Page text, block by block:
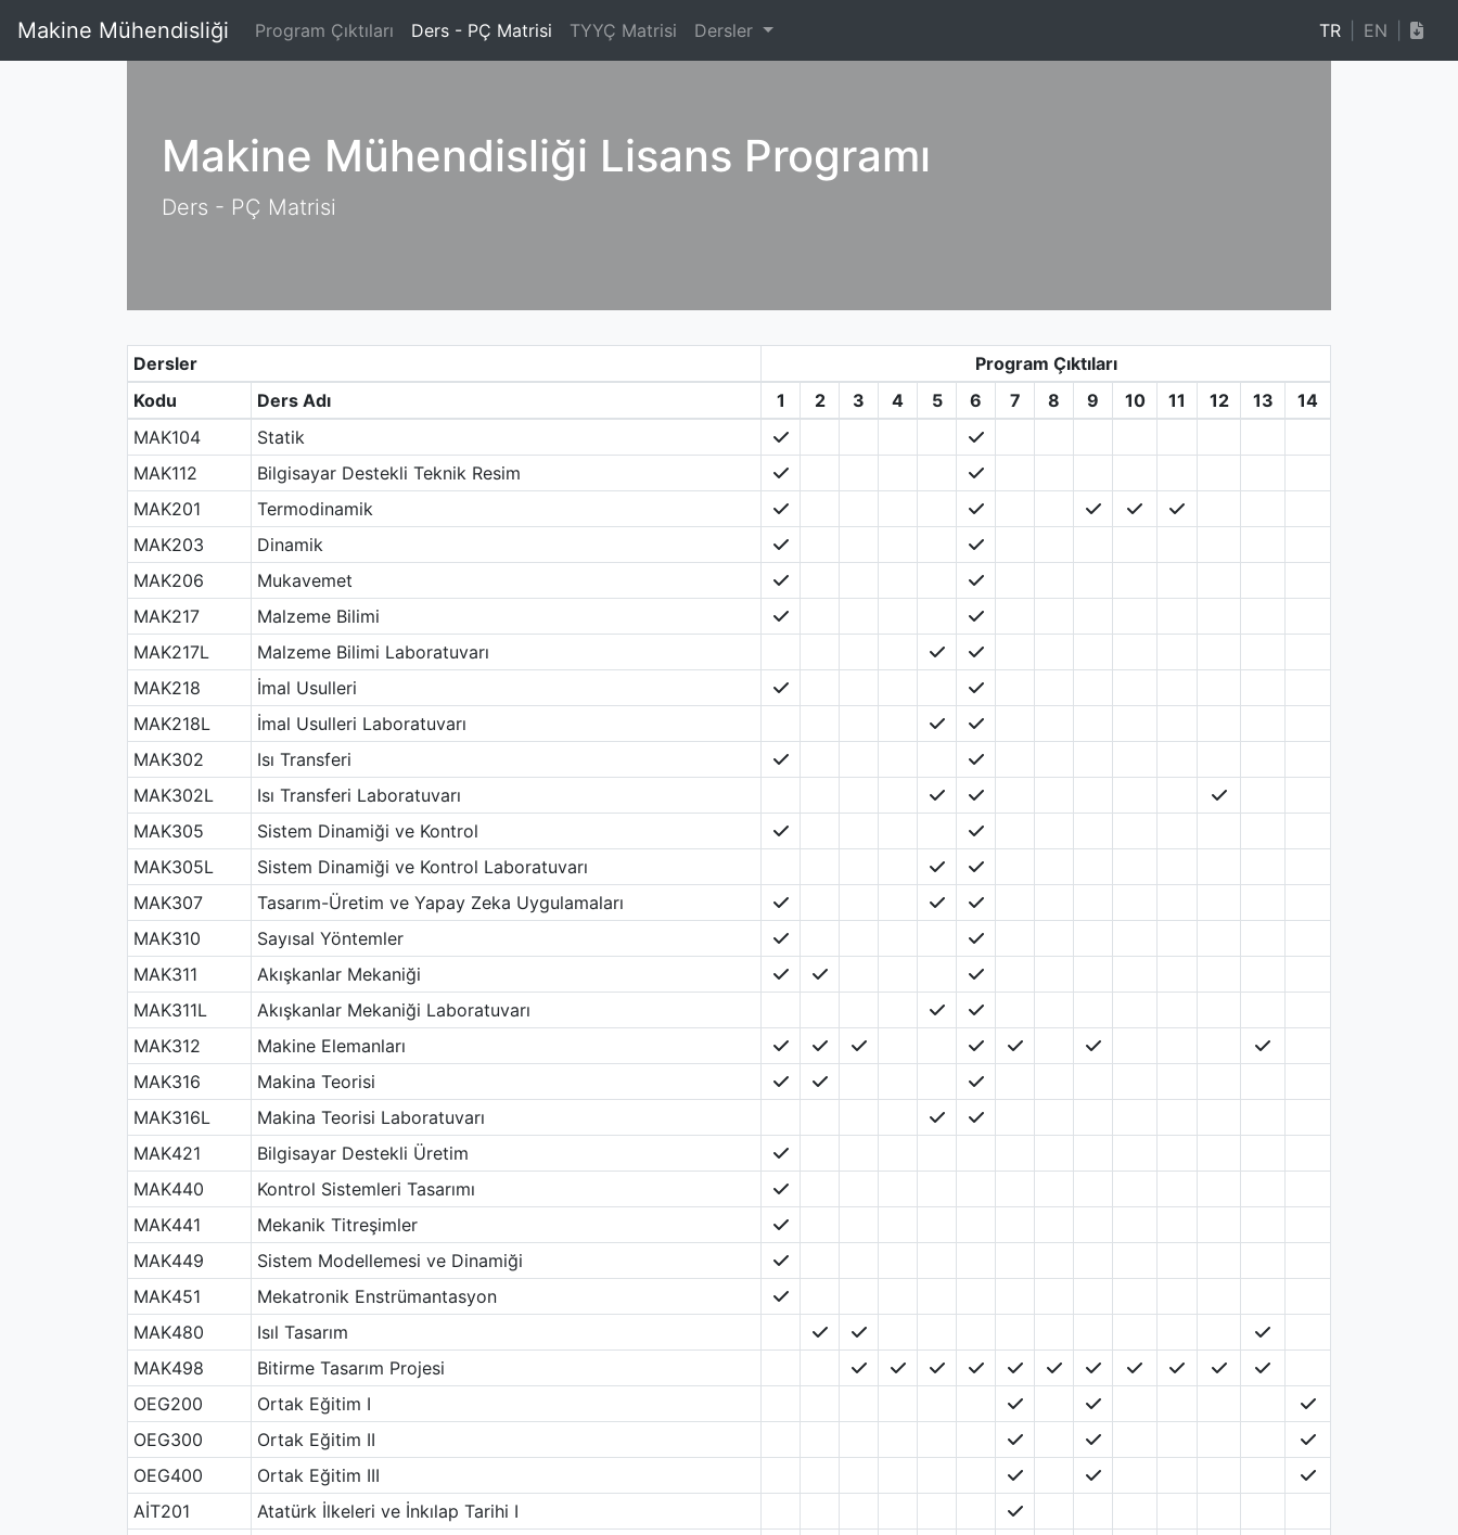
Makine Mühendisliği Program Çıktıları Ders - PÇ Matrisi TYYÇ Matrisi Dersler TR EN
Makine Mühendisliği Lisans Programı
Ders - PÇ Matrisi
Dersler
Program Çıktıları
Kodu
Ders Adı 1 2 3 4 5 6 7 8 9 10 11 12 13
14
MAK104
Statik
MAK112
Bilgisayar Destekli Teknik Resim
MAK201
Termodinamik
MAK203
Dinamik
MAK206
Mukavemet
MAK217
Malzeme Bilimi
MAK217L
Malzeme Bilimi Laboratuvarı
MAK218
İmal Usulleri
MAK218L
İmal Usulleri Laboratuvarı
MAK302
Isı Transferi
MAK302L
Isı Transferi Laboratuvarı
MAK305
Sistem Dinamiği ve Kontrol
MAK305L
Sistem Dinamiği ve Kontrol Laboratuvarı
MAK307
Tasarım-Üretim ve Yapay Zeka Uygulamaları
MAK310
Sayısal Yöntemler
MAK311
Akışkanlar Mekaniği
MAK311L
Akışkanlar Mekaniği Laboratuvarı
MAK312
Makine Elemanları
MAK316
Makina Teorisi
MAK316L
Makina Teorisi Laboratuvarı
MAK421
Bilgisayar Destekli Üretim
MAK440
Kontrol Sistemleri Tasarımı
MAK441
Mekanik Titreşimler
MAK449
Sistem Modellemesi ve Dinamiği
MAK451
Mekatronik Enstrümantasyon
MAK480
Isıl Tasarım
MAK498
Bitirme Tasarım Projesi
OEG200
Ortak Eğitim I
OEG300
Ortak Eğitim II
OEG400
Ortak Eğitim III
AİT201
Atatürk İlkeleri ve İnkılap Tarihi I